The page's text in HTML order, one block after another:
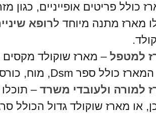
כולל פריטים אופייניים, כגון
מארז מתנה מיוחד לרופא
למטפל – מארז שוקולד
למורה ולעובדי משרד –
או מארז שוקולד גדול הכולל